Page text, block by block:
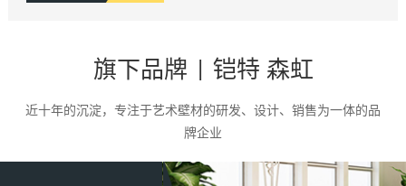
品，满足了客户对墙面的个性化需求。
旗下品牌 | 铠特 森虹
近十年的沉淀，专注于艺术壁材的研发、设计、销售为一体的品
牌企业